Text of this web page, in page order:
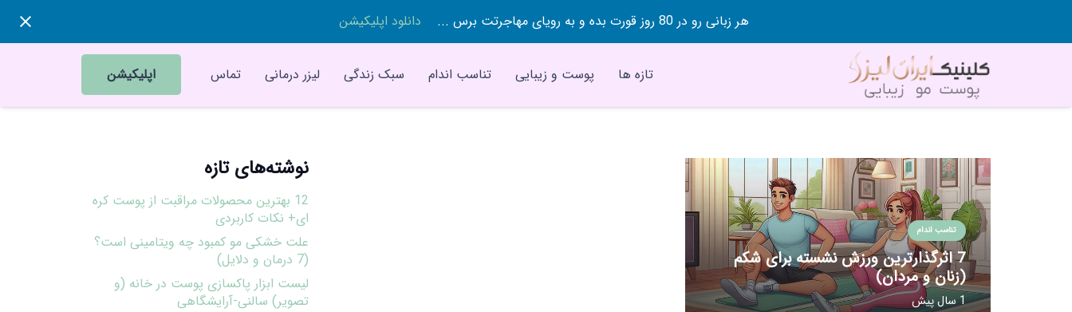
هر زبانی رو در 80 روز قورت بده و به رویای مهاجرتت برس ... دانلود اپلیکیشن
تازه ها پوست و زیبایی تناسب اندام سبک زندگی لیزر درمانی تماس اپلیکیشن
تناسب اندام
7 اثرگذارترین ورزش نشسته برای شکم
(زنان و مردان)
1 سال پیش
نوشته‌های تازه
12 بهترین محصولات مراقبت از پوست کره
ای+ نکات کاربردی
علت خشکی مو کمبود چه ویتامینی است؟
(7 درمان و دلایل)
لیست ابزار پاکسازی پوست در خانه (و
تصویر) سالنی-آرایشگاهی